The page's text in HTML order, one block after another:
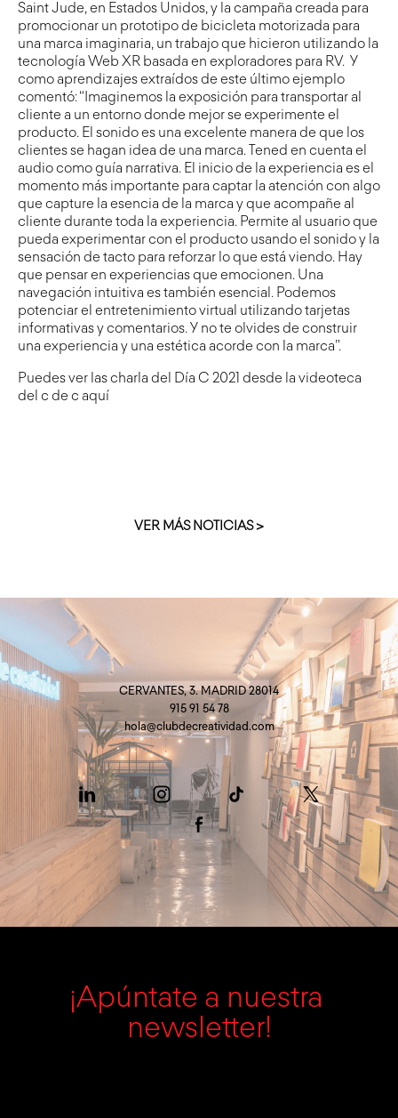
Saint Jude, en Estados Unidos, y la campaña creada para
promocionar un prototipo de bicicleta motorizada para
una marca imaginaria, un trabajo que hicieron utilizando la
tecnología Web XR basada en exploradores para RV. Y
como aprendizajes extraídos de este último ejemplo
comentó: “Imaginemos la exposición para transportar al
cliente a un entorno donde mejor se experimente el
producto. El sonido es una excelente manera de que los
clientes se hagan idea de una marca. Tened en cuenta el
audio como guía narrativa. El inicio de la experiencia es el
momento más importante para captar la atención con algo
que capture la esencia de la marca y que acompañe al
cliente durante toda la experiencia. Permite al usuario que
pueda experimentar con el producto usando el sonido y la
sensación de tacto para reforzar lo que está viendo. Hay
que pensar en experiencias que emocionen. Una
navegación intuitiva es también esencial. Podemos
potenciar el entretenimiento virtual utilizando tarjetas
informativas y comentarios. Y no te olvides de construir
una experiencia y una estética acorde con la marca”.
Puedes ver las charla del Día C 2021 desde la videoteca
del c de c aquí
VER MÁS NOTICIAS >
CERVANTES, 3. MADRID 28014
915 91 54 78
hola@clubdecreatividad.com
¡Apúntate a nuestra
newsletter!